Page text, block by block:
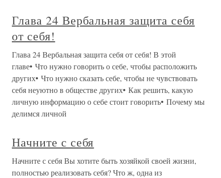
Глава 24 Вербальная защита себя
от себя!
Глава 24 Вербальная защита себя от себя! В этой
главе• Что нужно говорить о себе, чтобы расположить
других• Что нужно сказать себе, чтобы не чувствовать
себя неуютно в обществе других• Как решить, какую
личную информацию о себе стоит говорить• Почему мы
делимся личной
Начните с себя
Начните с себя Вы хотите быть хозяйкой своей жизни,
полностью реализовать себя? Что ж, одна из